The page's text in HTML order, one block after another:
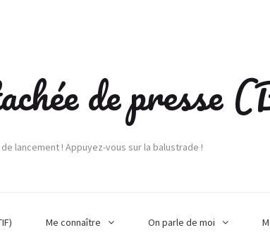
de presse
de lancement ! Appuyez-vous sur la balustrade !
Me connaître On parle de moi